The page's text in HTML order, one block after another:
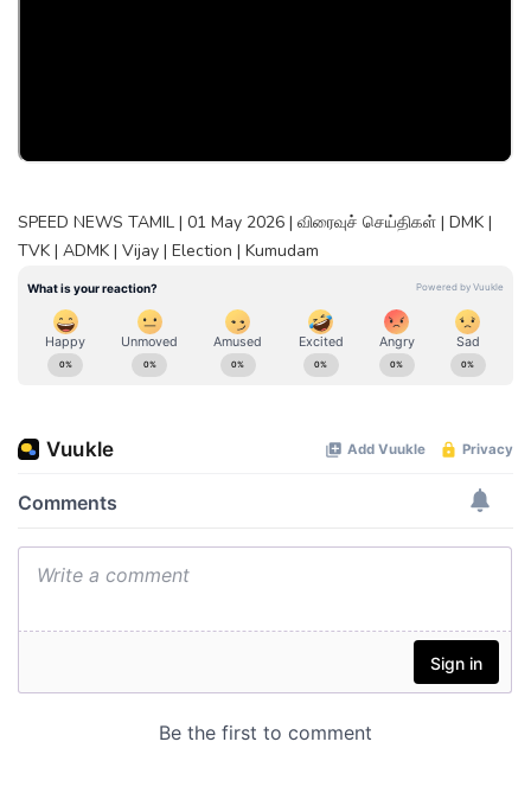
SPEED NEWS TAMIL | 01 May 2026 | விரைவுச் செய்திகள் | DMK |
TVK | ADMK | Vijay | Election | Kumudam